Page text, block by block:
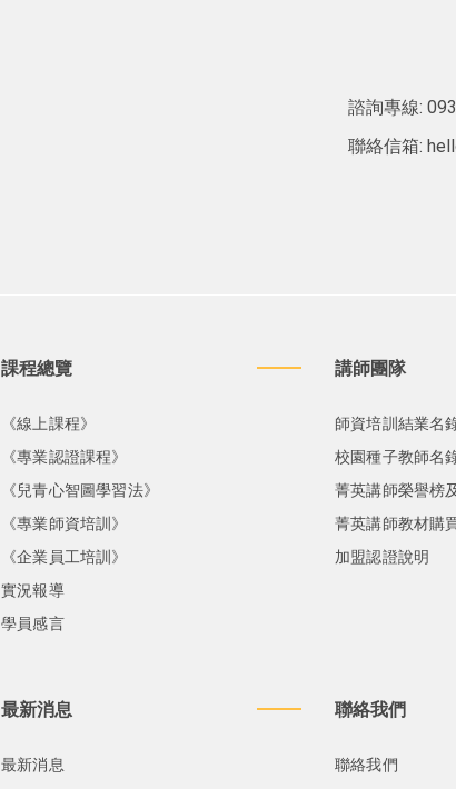
諮詢專線:
聯絡信箱:
課程總覽
《線上課程》
《專業認證課程》
《兒青心智圖學習法》
《專業師資培訓》
《企業員工培訓》
實況報導
學員感言
講師團隊
師資培訓結業名
校園種子教師名
菁英講師榮譽榜
菁英講師教材購
加盟認證說明
最新消息
最新消息
聯絡我們
聯絡我們